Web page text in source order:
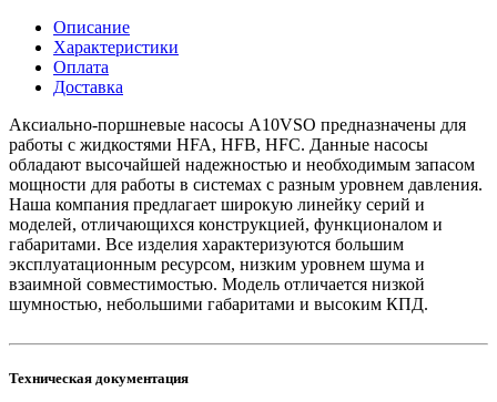
Описание
Характеристики
Оплата
Доставка
Аксиально-поршневые насосы A10VSO предназначены для
работы с жидкостями HFA, HFB, HFC. Данные насосы
обладают высочайшей надежностью и необходимым запасом
мощности для работы в системах с разным уровнем давления.
Наша компания предлагает широкую линейку серий и
моделей, отличающихся конструкцией, функционалом и
габаритами. Все изделия характеризуются большим
эксплуатационным ресурсом, низким уровнем шума и
взаимной совместимостью. Модель отличается низкой
шумностью, небольшими габаритами и высоким КПД.
Техническая документация